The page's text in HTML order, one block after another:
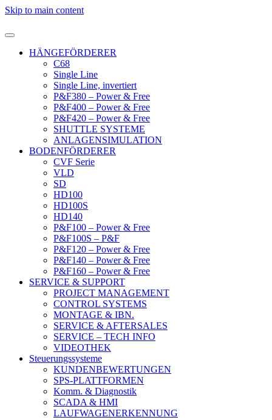
Skip to main content
HÄNGEFÖRDERER
C68
Single Line
Single Line, invertiert
P&F380 – Power & Free
P&F400 – Power & Free
P&F420 – Power & Free
SHUTTLE SYSTEME
ANLAGENSIMULATION
BODENFÖRDERER
CVF Serie
VLD
SD
HD100
HD100S
HD140
P&F100 – Power & Free
P&F100S – P&F
P&F120 – Power & Free
P&F140 – Power & Free
P&F160 – Power & Free
SERVICE & SUPPORT
PROJECT MANAGEMENT
CONTROL SYSTEMS
MONTAGE & IBN.
SERVICE & AFTERSALES
SERVICE – TECH INFO
VIDEOTHEK
Steuerungssysteme
KUNDENBEWERTUNGEN
SPS-PLATTFORMEN
Komm. & Diagnostik
SCADA & HMI
LAUFWAGENERKENNUNG